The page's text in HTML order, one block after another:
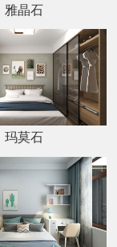
雅晶石
玛莫石